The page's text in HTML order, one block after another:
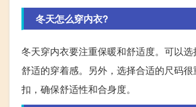
冬天怎么穿内衣?
冬天穿内衣要注重保暖和舒适度。可以
舒适的穿着感。另外，选择合适的尺码
扣，确保舒适性和合身度。